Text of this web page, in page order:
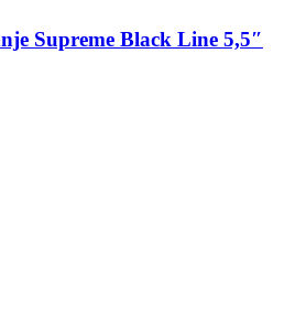
Supreme Black Line 5,5″